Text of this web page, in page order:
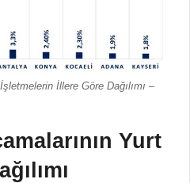
İllere Göre Dağılımı –
Yurt